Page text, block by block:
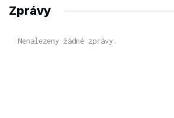
Zprávy
Nenalezeny žádné zprávy.